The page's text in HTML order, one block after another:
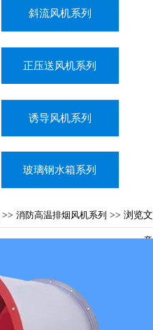
斜流风机系列
正压送风机系列
诱导风机系列
玻璃钢水箱系列
>> 消防高温排烟风机系列 >> 浏览文
章